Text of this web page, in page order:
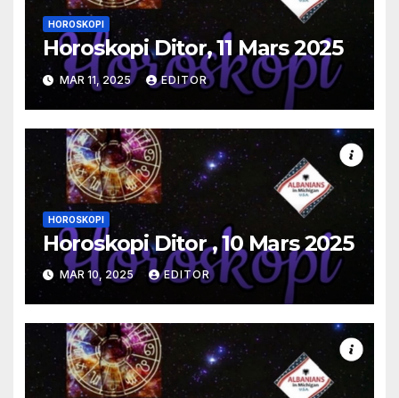
HOROSKOPI
Horoskopi Ditor, 11 Mars 2025
MAR 11, 2025 EDITOR
HOROSKOPI
Horoskopi Ditor , 10 Mars 2025
MAR 10, 2025 EDITOR